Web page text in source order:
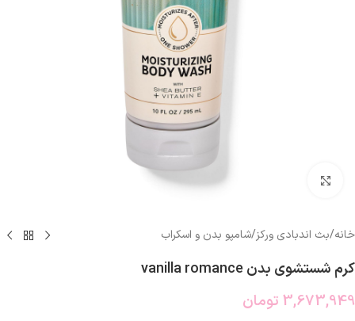
خانه/بث اندبادی ورکز/شامپو بدن و اسکراب
کرم شستشوی بدن vanilla romance
3,673,949 تومان